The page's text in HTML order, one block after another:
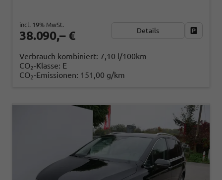
38.090,– €
incl. 19% MwSt.
Details
Verbrauch kombiniert: 7,10 l/100km
CO2-Klasse: E
CO2-Emissionen: 151,00 g/km